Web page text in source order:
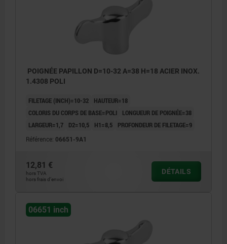
POIGNÉE PAPILLON D=10-32 A=38 H=18 ACIER INOX.
1.4308 POLI
FILETAGE (INCH)=10-32
HAUTEUR=18
COLORIS DU CORPS DE BASE=POLI
LONGUEUR DE POIGNÉE=38
LARGEUR=1,7
D2=10,5 H1=8,5 PROFONDEUR DE FILETAGE=9
Référence: 06651-9A1
12,81 €
hors TVA
hors frais d’envoi
DÉTAILS
06651 inch